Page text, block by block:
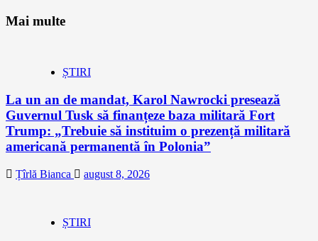
Mai multe
ȘTIRI
La un an de mandat, Karol Nawrocki presează
Guvernul Tusk să finanțeze baza militară Fort
Trump: „Trebuie să instituim o prezență militară
americană permanentă în Polonia”
Țîrlă Bianca august 8, 2026
ȘTIRI